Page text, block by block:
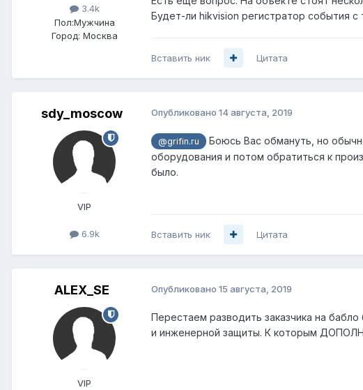
3.4k
Пол:Мужчина
Город: Москва
Будет-ли hikvision регистратор события
Вставить ник Цитата
sdy_moscow
VIP
6.9k
Опубликовано 14 августа, 2019
@grifin.ru
Боюсь Вас обмануть, но
оборудования и потом обратиться к
было.
Вставить ник Цитата
ALEX_SE
VIP
Опубликовано 15 августа, 2019
Перестаем разводить заказчика на
и инженерной защиты. К которым